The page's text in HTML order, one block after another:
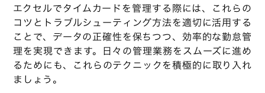
エクセルでタイムカードを管理する際には、これらの
コツとトラブルシューティング方法を適切に活用する
ことで、データの正確性を保ちつつ、効率的な勤怠管
理を実現できます。日々の管理業務をスムーズに進め
るためにも、これらのテクニックを積極的に取り入れ
ましょう。